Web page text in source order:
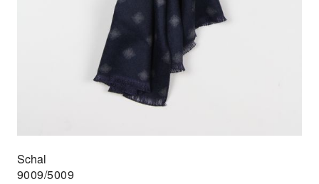
Schal
9009/5009